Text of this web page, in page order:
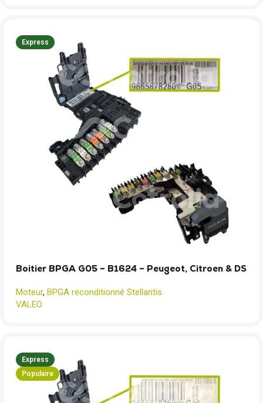
Express
Boitier BPGA G05 – B1624 – Peugeot, Citroen & DS
Moteur, BPGA reconditionné Stellantis
VALEO
Express
Populaire